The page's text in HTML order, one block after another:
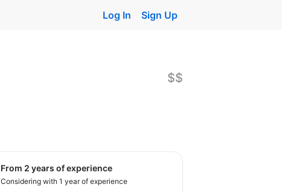
Log In Sign Up
$$
from 2 years of experience
Considering with 1 year of experience